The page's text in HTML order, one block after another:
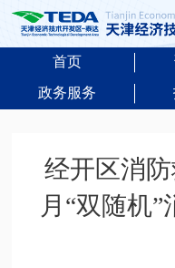
首页
政务服务
经开区消防
月“双随机